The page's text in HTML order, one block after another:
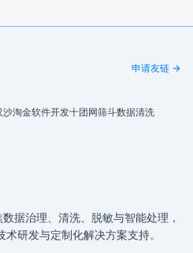
申请友链 →
沙淘金软件开发十团网筛斗数据清洗
据治理、清洗、脱敏与智能处理，
研发与定制化解决方案支持。